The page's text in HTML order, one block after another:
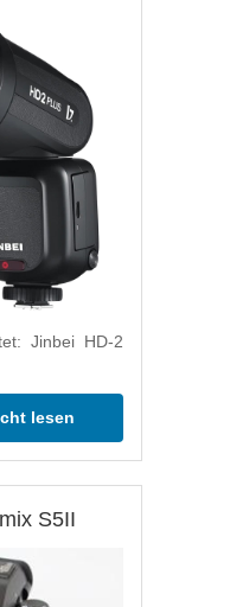
Jinbei HD-2
lesen
S5II